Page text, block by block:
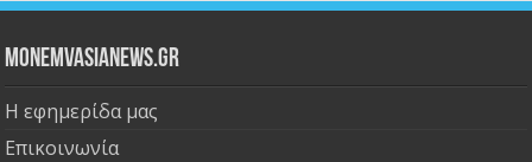
Monemvasianews.gr
Η εφημερίδα μας
Επικοινωνία